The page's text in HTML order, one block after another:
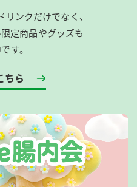
ンクだけでなく、
定商品やグッズも
す。
ちら